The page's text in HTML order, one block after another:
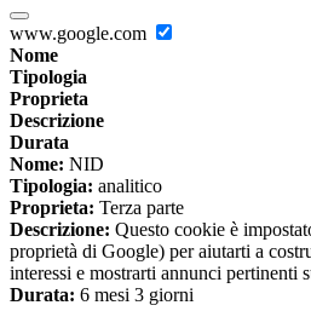
www.google.com
Nome
Tipologia
Proprieta
Descrizione
Durata
Nome: NID
Tipologia: analitico
Proprieta: Terza parte
Descrizione: Questo cookie è
proprietà di Google) per aiutarti a
interessi e mostrarti annunci pertinenti
Durata: 6 mesi 3 giorni